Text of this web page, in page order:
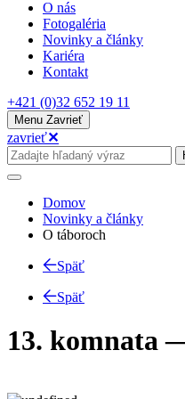
O nás
Fotogaléria
Novinky a články
Kariéra
Kontakt
+421 (0)32 652 19 11
Menu Zavrieť
zavrieť✕
Domov
Novinky a články
O táboroch
Späť
Späť
13. komnata